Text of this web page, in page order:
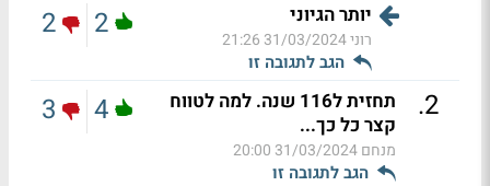
יותר הגיוני
רוני31/03/2024 21:26
הגב לתגובה זו
2
2
2
.
תחזית ל116 שנה. למה לטווח
קצר כל כך...
מנחם31/03/2024 20:00
הגב לתגובה זו
4
3